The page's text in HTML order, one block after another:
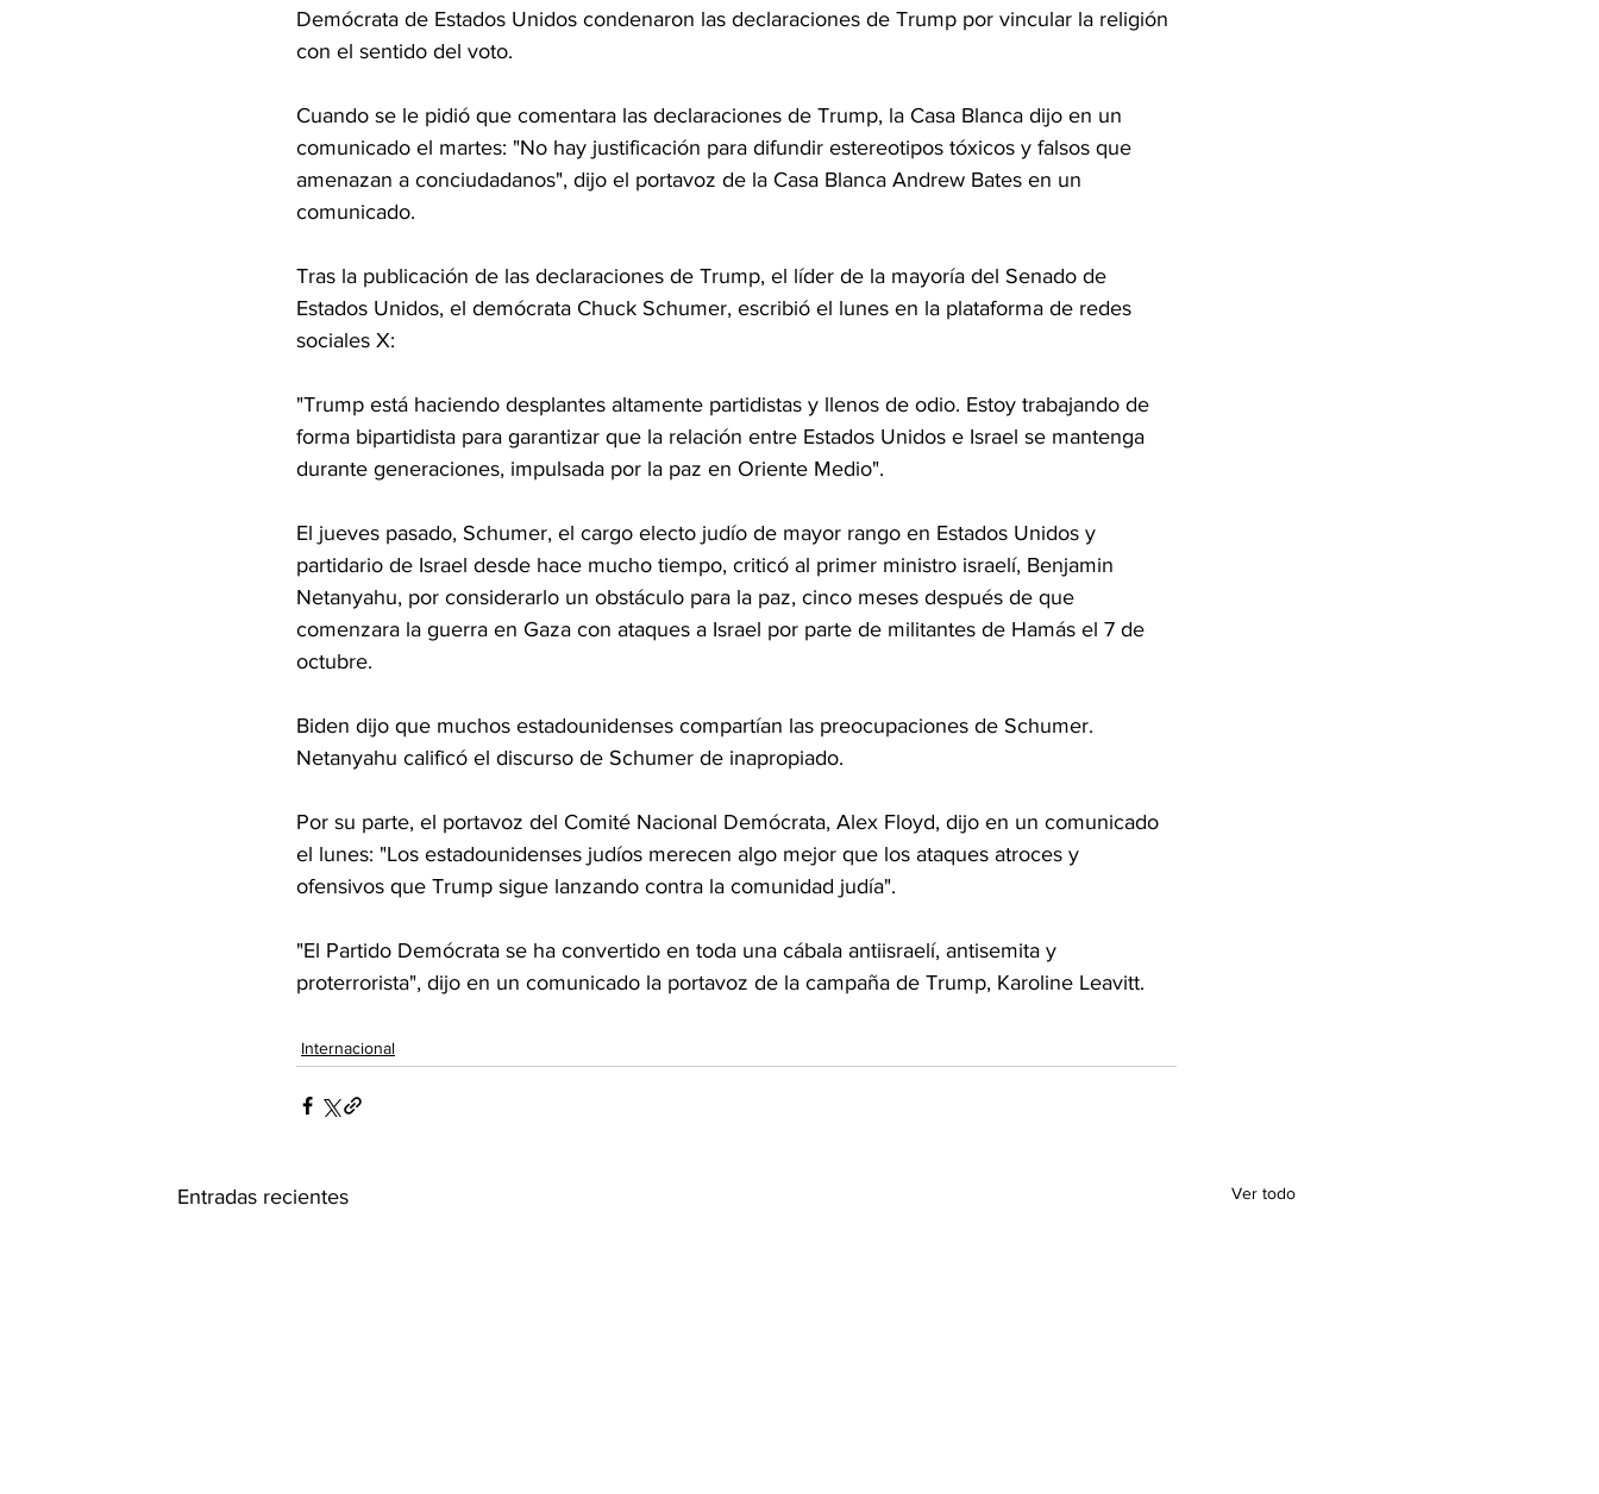
Demócrata de Estados Unidos condenaron las declaraciones de Trump por vincular la religión
con el sentido del voto.
Cuando se le pidió que comentara las declaraciones de Trump, la Casa Blanca dijo en un
comunicado el martes: "No hay justificación para difundir estereotipos tóxicos y falsos que
amenazan a conciudadanos", dijo el portavoz de la Casa Blanca Andrew Bates en un
comunicado.
Tras la publicación de las declaraciones de Trump, el líder de la mayoría del Senado de
Estados Unidos, el demócrata Chuck Schumer, escribió el lunes en la plataforma de redes
sociales X:
"Trump está haciendo desplantes altamente partidistas y llenos de odio. Estoy trabajando de
forma bipartidista para garantizar que la relación entre Estados Unidos e Israel se mantenga
durante generaciones, impulsada por la paz en Oriente Medio".
El jueves pasado, Schumer, el cargo electo judío de mayor rango en Estados Unidos y
partidario de Israel desde hace mucho tiempo, criticó al primer ministro israelí, Benjamin
Netanyahu, por considerarlo un obstáculo para la paz, cinco meses después de que
comenzara la guerra en Gaza con ataques a Israel por parte de militantes de Hamás el 7 de
octubre.
Biden dijo que muchos estadounidenses compartían las preocupaciones de Schumer.
Netanyahu calificó el discurso de Schumer de inapropiado.
Por su parte, el portavoz del Comité Nacional Demócrata, Alex Floyd, dijo en un comunicado
el lunes: "Los estadounidenses judíos merecen algo mejor que los ataques atroces y
ofensivos que Trump sigue lanzando contra la comunidad judía".
"El Partido Demócrata se ha convertido en toda una cábala antiisraelí, antisemita y
proterrorista", dijo en un comunicado la portavoz de la campaña de Trump, Karoline Leavitt.
Internacional
Entradas recientes Ver todo